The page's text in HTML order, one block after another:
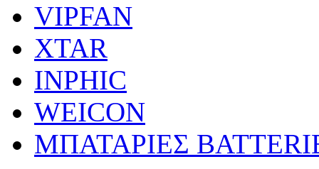
VIPFAN
XTAR
INPHIC
WEICON
ΜΠΑΤΑΡΙΕΣ